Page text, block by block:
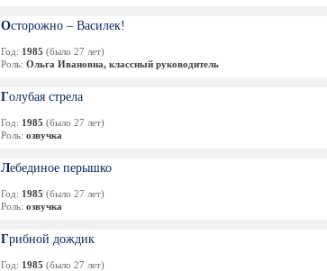
Осторожно – Василек!
Год: 1985 (было 27 лет)
Роль: Ольга Ивановна, классный руководитель
Голубая стрела
Год: 1985 (было 27 лет)
Роль: озвучка
Лебединое перышко
Год: 1985 (было 27 лет)
Роль: озвучка
Грибной дождик
Год: 1985 (было 27 лет)